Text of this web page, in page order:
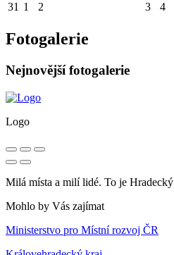
31 1 2 3 4
Fotogalerie
Nejnovější fotogalerie
Logo
Milá místa a milí lidé. To je
Mohlo by Vás zajímat
Ministerstvo pro Místní rozvoj ČR